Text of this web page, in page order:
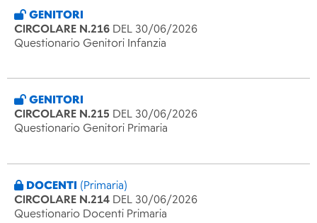
GENITORI
CIRCOLARE N.216 DEL 30/06/2026
Questionario Genitori Infanzia
GENITORI
CIRCOLARE N.215 DEL 30/06/2026
Questionario Genitori Primaria
DOCENTI (Primaria)
CIRCOLARE N.214 DEL 30/06/2026
Questionario Docenti Primaria